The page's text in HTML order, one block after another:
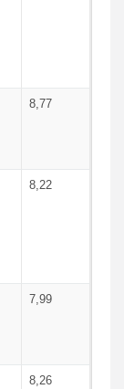
8,77
8,22
7,99
8,26